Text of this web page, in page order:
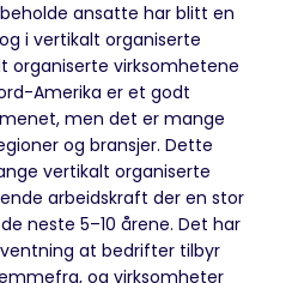
ansatte har blitt en
i vertikalt organiserte
organiserte virksomhetene
Amerika er et godt
men det er mange
og bransjer. Dette
vertikalt organiserte
arbeidskraft der en stor
neste 5–10 årene. Det har
at bedrifter tilbyr
og virksomheter